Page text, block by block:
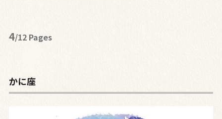
4/12 Pages
かに座